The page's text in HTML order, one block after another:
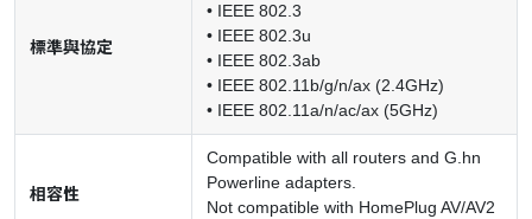
標準與協定
• IEEE 802.3
• IEEE 802.3u
• IEEE 802.3ab
• IEEE 802.11b/g/n/ax (2.4GHz)
• IEEE 802.11a/n/ac/ax (5GHz)
相容性
Compatible with all routers and G.hn
Powerline adapters.
Not compatible with HomePlug AV/AV2